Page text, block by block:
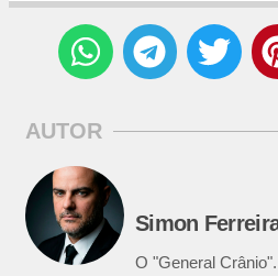
AUTOR
Simon
O "General